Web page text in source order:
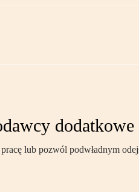
lub pozwól podwładnym